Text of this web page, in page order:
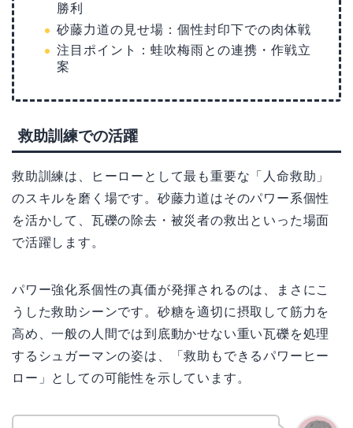
勝利
砂藤力道の見せ場：個性封印下での肉体戦
注目ポイント：蛙吹梅雨との連携・作戦立
案
救助訓練での活躍
救助訓練は、ヒーローとして最も重要な「人命救助」
のスキルを磨く場です。砂藤力道はそのパワー系個性
を活かして、瓦礫の除去・被災者の救出といった場面
で活躍します。
パワー強化系個性の真価が発揮されるのは、まさにこ
うした救助シーンです。砂糖を適切に摂取して筋力を
高め、一般の人間では到底動かせない重い瓦礫を処理
するシュガーマンの姿は、「救助もできるパワーヒー
ロー」としての可能性を示しています。